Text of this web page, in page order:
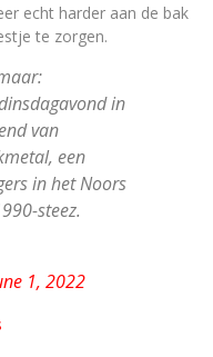
echt harder aan de bak
te zorgen.
in
van
een
in het Noors
steez.
1, 2022